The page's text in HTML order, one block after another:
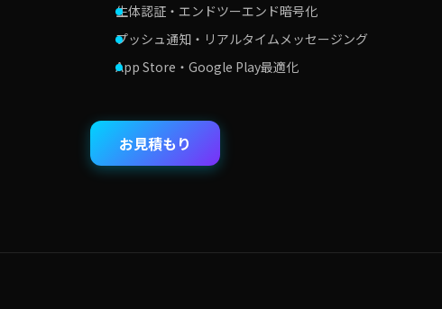
生体認証・エンドツーエンド暗号化
プッシュ通知・リアルタイムメッセージング
App Store・Google Play最適化
お見積もり